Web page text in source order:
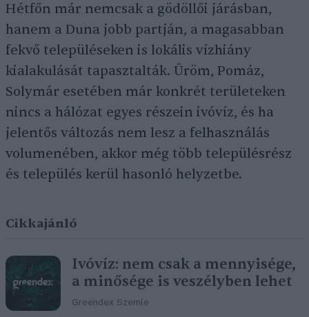
Hétfőn már nemcsak a gödöllői járásban,
hanem a Duna jobb partján, a magasabban
fekvő településeken is lokális vízhiány
kialakulását tapasztalták. Üröm, Pomáz,
Solymár esetében már konkrét területeken
nincs a hálózat egyes részein ivóvíz, és ha
jelentős változás nem lesz a felhasználás
volumenében, akkor még több településrész
és település kerül hasonló helyzetbe.
Cikkajánló
Ivóvíz: nem csak a mennyisége,
a minősége is veszélyben lehet
Greendex Szemle